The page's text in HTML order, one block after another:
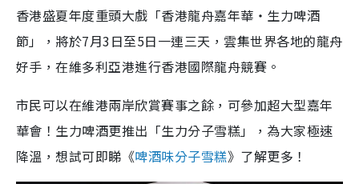
香港盛夏年度重頭大戲「香港龍舟嘉年華‧生力啤酒
節」，將於7月3日至5日一連三天，雲集世界各地的龍舟
好手，在維多利亞港進行香港國際龍舟競賽。
市民可以在維港兩岸欣賞賽事之餘，可參加超大型嘉年
華會！生力啤酒更推出「生力分子雪糕」，為大家極速
降溫，想試可即睇《啤酒味分子雪糕》了解更多！